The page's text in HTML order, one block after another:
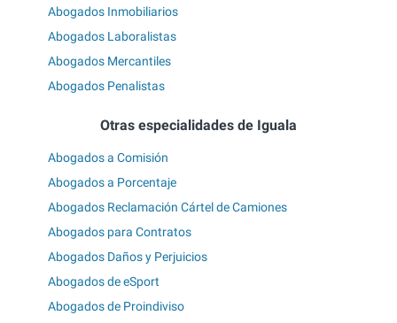
Abogados Inmobiliarios
Abogados Laboralistas
Abogados Mercantiles
Abogados Penalistas
Otras especialidades de Iguala
Abogados a Comisión
Abogados a Porcentaje
Abogados Reclamación Cártel de Camiones
Abogados para Contratos
Abogados Daños y Perjuicios
Abogados de eSport
Abogados de Proindiviso